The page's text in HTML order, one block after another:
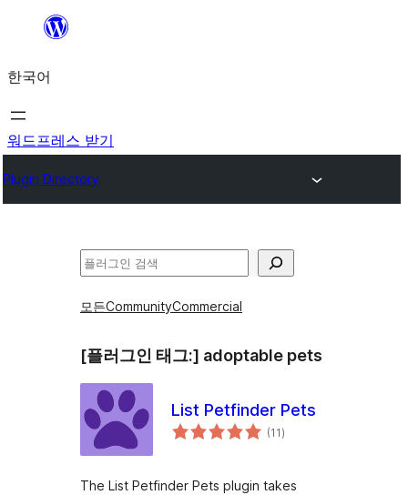
츠
로
바
가
한국어
워드프레스 받기
Plugin Directory
검
모든CommunityCommercial
[플러그인 태그:] adoptable pets
List Petfinder Pets
(11전
체)
The List Petfinder Pets plugin takes